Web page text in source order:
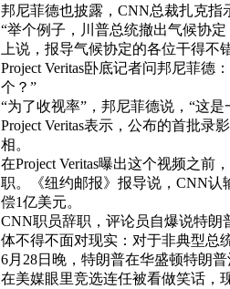
邦尼菲德也披露，CNN总裁扎克指
“举个例子，川普总统撤出气候协
上说，报导气候协定的各位干得
Project Veritas卧底记者问邦尼菲德
个？”
“为了收视率”，邦尼菲德说，“这
Project Veritas表示，公布的首批录
相。
在Project Veritas曝出这个视频之
职。《纽约邮报》报导说，CNN
偿1亿美元。
CNN职员辞职，评论员自爆说特
体不得不面对现实：对于非典型总
6月28日晚，特朗普在华盛顿特朗
在美媒眼里竞选连任被看做笑话，